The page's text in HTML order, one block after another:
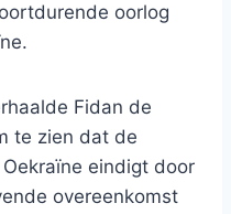
oorlog
Fidan de
te zien dat de
eindigt door
overeenkomst